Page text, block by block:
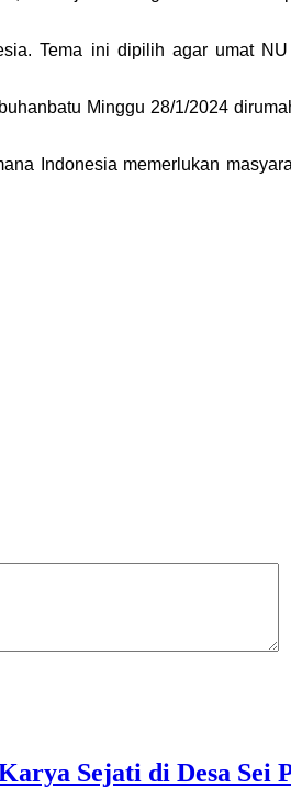
Tema ini dipilih agar umat
Minggu 28/1/2024
Indonesia memerlukan
Sejati di Desa Sei